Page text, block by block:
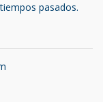
pasados.